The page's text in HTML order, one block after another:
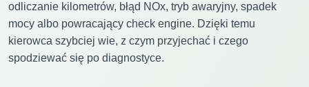
odliczanie kilometrów, błąd NOx, tryb awaryjny, spadek
mocy albo powracający check engine. Dzięki temu
kierowca szybciej wie, z czym przyjechać i czego
spodziewać się po diagnostyce.